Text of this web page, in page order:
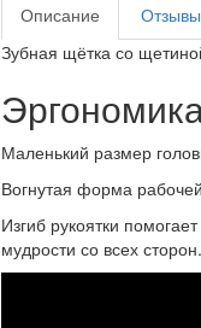
Описание
Зубная щётка со
Маленький размер
Вогнутая форма
Изгиб рукоятки
мудрости со всех сторон.